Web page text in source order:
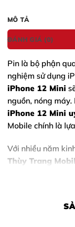
MÔ TẢ
ĐÁNH GIÁ (0)
Pin là bộ phận
nghiệm sử dụng
iPhone 12 Mini
nguồn, nóng
iPhone 12 Mini
Mobile chính là
Với nhiều năm
Thùy Trang
giúp thiết bị của